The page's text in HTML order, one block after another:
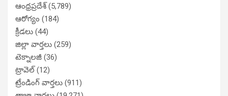
ఆంధ్రప్రదేశ్ (5,789)
ఆరోగ్యం (184)
క్రీడలు (44)
జిల్లా వార్తలు (259)
టెక్నాలజీ (36)
ట్రావెల్ (12)
ట్రేండింగ్ వార్తలు (911)